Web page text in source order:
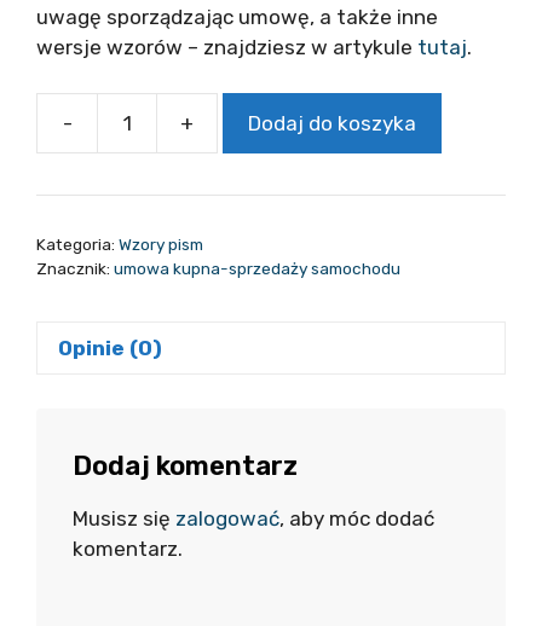
uwagę sporządzając umowę, a także inne
wersje wzorów – znajdziesz w artykule tutaj.
-
ilość
kupna-
samochodu
+ Dodaj do koszyka
Kategoria: Wzory pism
Znacznik: umowa kupna-sprzedaży samochodu
Opinie (0)
Dodaj komentarz
Musisz się zalogować, aby móc dodać
komentarz.